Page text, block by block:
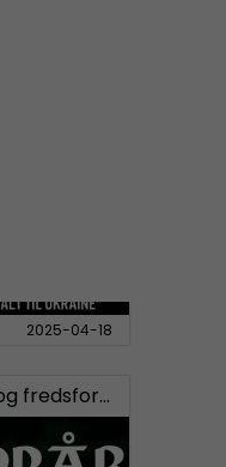
2025-04-18